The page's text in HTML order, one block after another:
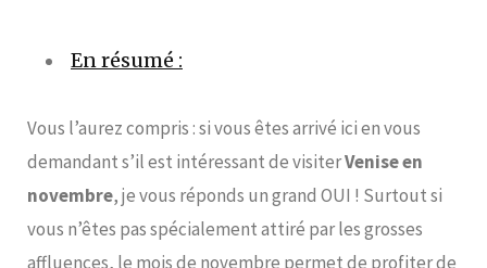
En résumé :
Vous l’aurez compris : si vous êtes arrivé ici en vous
demandant s’il est intéressant de visiterVenise en
novembre, je vous réponds un grand OUI ! Surtout si
vous n’êtes pas spécialement attiré par les grosses
affluences, le mois de novembre permet de profiter de